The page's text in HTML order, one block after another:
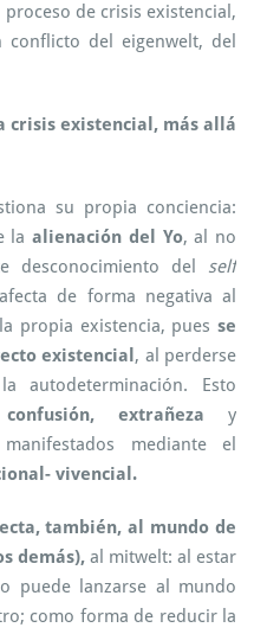
l
o
E
de crisis existencial,
del eigenwelt, del
crisis existencial, más allá
su propia conciencia:
la alienación del Yo, al no
desconocimiento del self
de forma negativa al
propia existencia, pues se
existencial , al perderse
autodeterminación. Esto
extrañeza y
mediante el
vivencial.
también, al mundo de
demás), al mitwelt: al estar
puede lanzarse al mundo
como forma de reducir la